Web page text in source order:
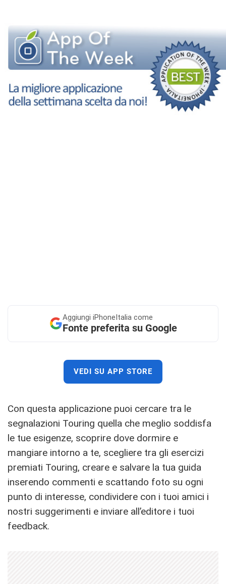
Aggiungi iPhoneItalia come
Fonte preferita su Google
VEDI SU APP STORE
Con questa applicazione puoi cercare tra le
segnalazioni Touring quella che meglio soddisfa
le tue esigenze, scoprire dove dormire e
mangiare intorno a te, scegliere tra gli esercizi
premiati Touring, creare e salvare la tua guida
inserendo commenti e scattando foto su ogni
punto di interesse, condividere con i tuoi amici i
nostri suggerimenti e inviare all’editore i tuoi
feedback.